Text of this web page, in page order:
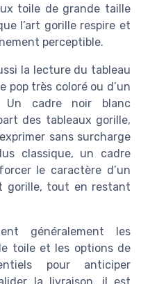
toile de grande taille
l’art gorille respire et
perceptible.
la lecture du tableau
pop très coloré ou d’un
Un cadre noir blanc
des tableaux gorille,
sans surcharge
classique, un cadre
le caractère d’un
gorille, tout en restant
généralement les
toile et les options de
pour anticiper